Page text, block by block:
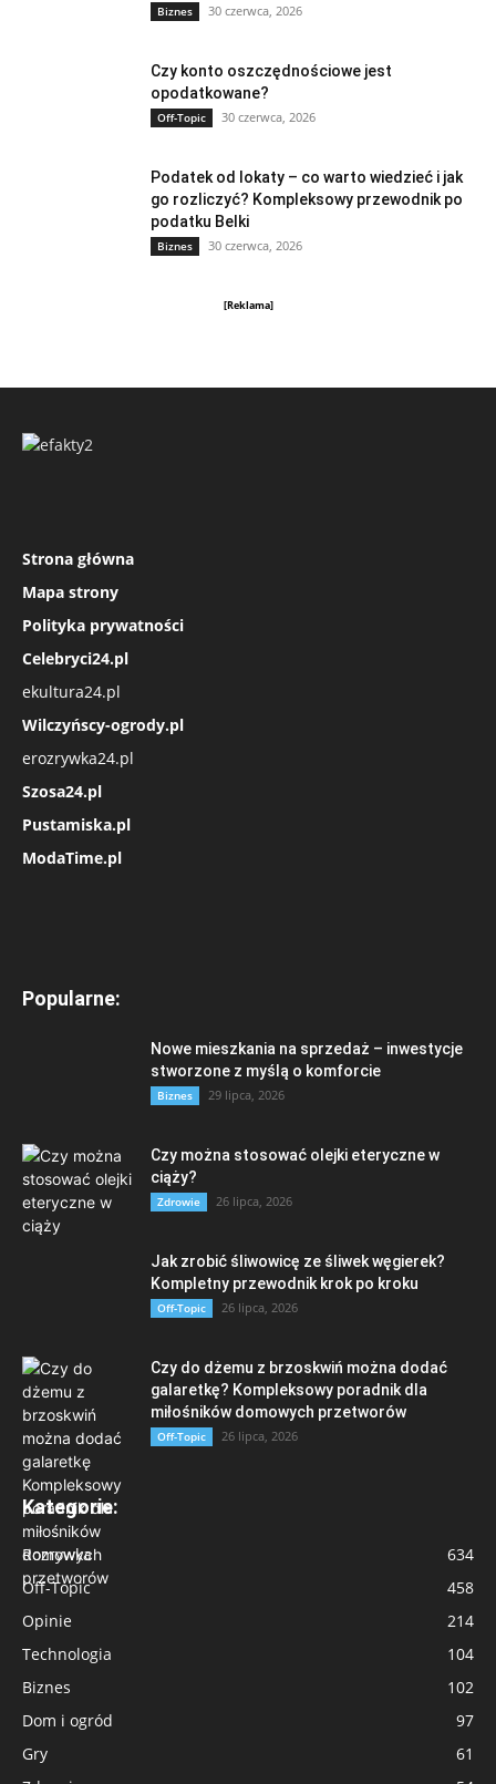
Biznes 30 czerwca, 2026
Czy konto oszczędnościowe jest
opodatkowane?
Off-Topic 30 czerwca, 2026
Podatek od lokaty – co warto wiedzieć i jak
go rozliczyć? Kompleksowy przewodnik po
podatku Belki
Biznes 30 czerwca, 2026
[Reklama]
Strona główna
Mapa strony
Polityka prywatności
Celebryci24.pl
ekultura24.pl
Wilczyńscy-ogrody.pl
erozrywka24.pl
Szosa24.pl
Pustamiska.pl
ModaTime.pl
Popularne:
Nowe mieszkania na sprzedaż – inwestycje
stworzone z myślą o komforcie
Biznes 29 lipca, 2026
Czy można stosować olejki eteryczne w
ciąży?
Zdrowie 26 lipca, 2026
Jak zrobić śliwowicę ze śliwek węgierek?
Kompletny przewodnik krok po kroku
Off-Topic 26 lipca, 2026
Czy do dżemu z brzoskwiń można dodać
galaretkę? Kompleksowy poradnik dla
miłośników domowych przetworów
Off-Topic 26 lipca, 2026
Kategorie:
Rozrywka
634
Off-Topic
458
Opinie
214
Technologia
104
Biznes
102
Dom i ogród
97
Gry
61